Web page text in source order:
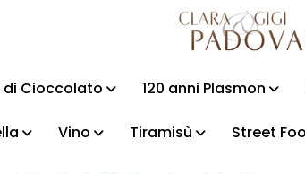
di Cioccolato 120 anni Plasmon
Vino Tiramisù Street